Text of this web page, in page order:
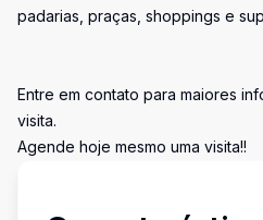
padarias, praças, shoppings e
Entre em contato para maiores
visita.
Agende hoje mesmo uma visita!!